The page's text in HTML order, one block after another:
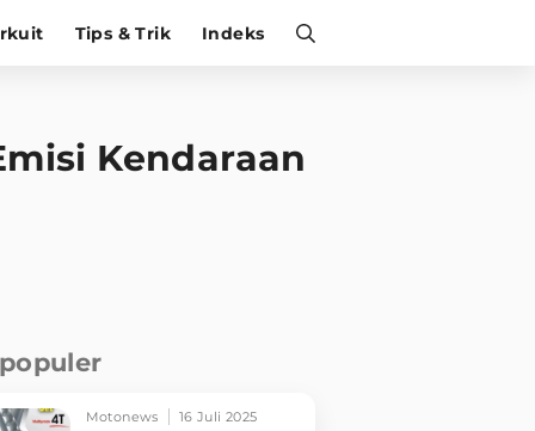
Tips & Trik Indeks
Kendaraan
Motonews 16 Juli 2025